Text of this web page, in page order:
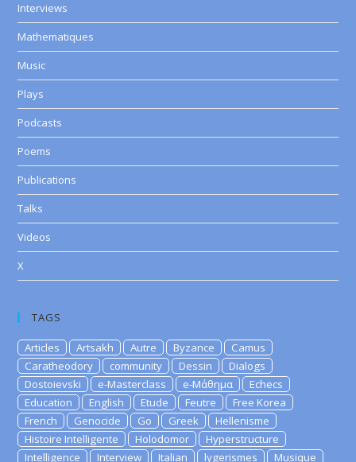
Interviews
Mathematiques
Music
Plays
Podcasts
Poems
Publications
Talks
Videos
X
TAGS
Articles Artsakh Autre Byzance
Camus
Caratheodory
community Dessin
Dialogs
Dostoievski
e-Masterclass e-Μάθημα
Echecs
Education
English Etude Feutre
Free Korea
French
Genocide Go Greek
Hellenisme
Histoire Intelligente
Holodomor
Hyperstructure
Intelligence
Interview Italian lygerismes
Musique